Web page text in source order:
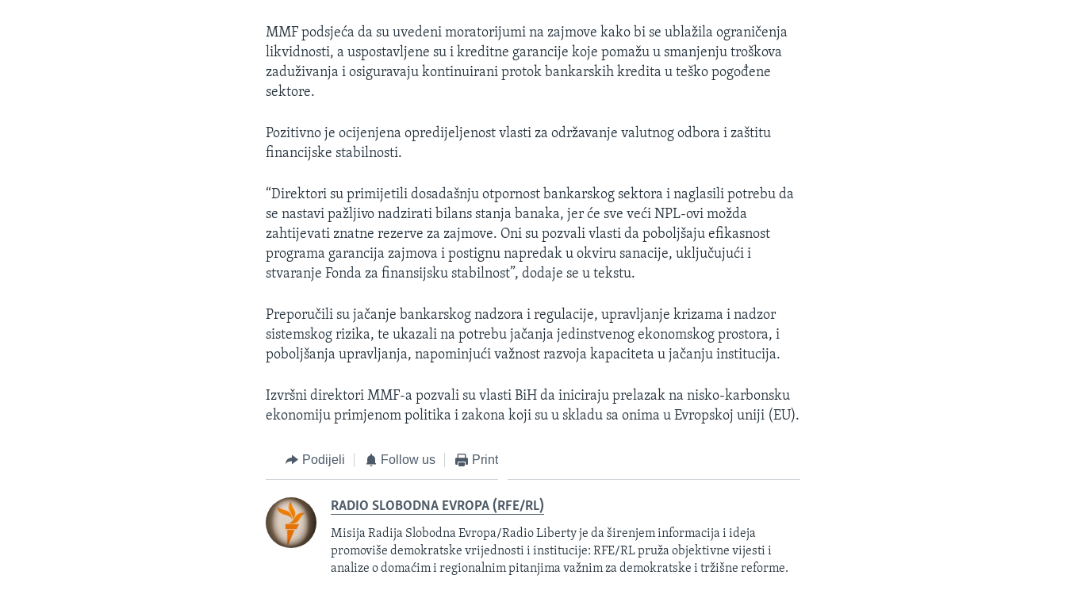
MMF podsjeća da su uvedeni moratorijumi na zajmove kako bi se ublažila ograničenja
likvidnosti, a uspostavljene su i kreditne garancije koje pomažu u smanjenju troškova
zaduživanja i osiguravaju kontinuirani protok bankarskih kredita u teško pogođene
sektore.
Pozitivno je ocijenjena opredijeljenost vlasti za održavanje valutnog odbora i zaštitu
financijske stabilnosti.
“Direktori su primijetili dosadašnju otpornost bankarskog sektora i naglasili potrebu da
se nastavi pažljivo nadzirati bilans stanja banaka, jer će sve veći NPL-ovi možda
zahtijevati znatne rezerve za zajmove. Oni su pozvali vlasti da poboljšaju efikasnost
programa garancija zajmova i postignu napredak u okviru sanacije, uključujući i
stvaranje Fonda za finansijsku stabilnost”, dodaje se u tekstu.
Preporučili su jačanje bankarskog nadzora i regulacije, upravljanje krizama i nadzor
sistemskog rizika, te ukazali na potrebu jačanja jedinstvenog ekonomskog prostora, i
poboljšanja upravljanja, napominjući važnost razvoja kapaciteta u jačanju institucija.
Izvršni direktori MMF-a pozvali su vlasti BiH da iniciraju prelazak na nisko-karbonsku
ekonomiju primjenom politika i zakona koji su u skladu sa onima u Evropskoj uniji (EU).
Podijeli Follow us Print
RADIO SLOBODNA EVROPA (RFE/RL)
Misija Radija Slobodna Evropa/Radio Liberty je da širenjem informacija i ideja
promoviše demokratske vrijednosti i institucije: RFE/RL pruža objektivne vijesti i
analize o domaćim i regionalnim pitanjima važnim za demokratske i tržišne reforme.